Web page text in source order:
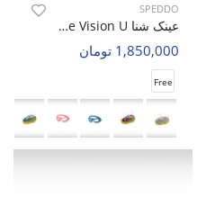
SPEDDO
عینک شنا Unisex Speddo Pure Vision U
1,850,000 تومان
Free